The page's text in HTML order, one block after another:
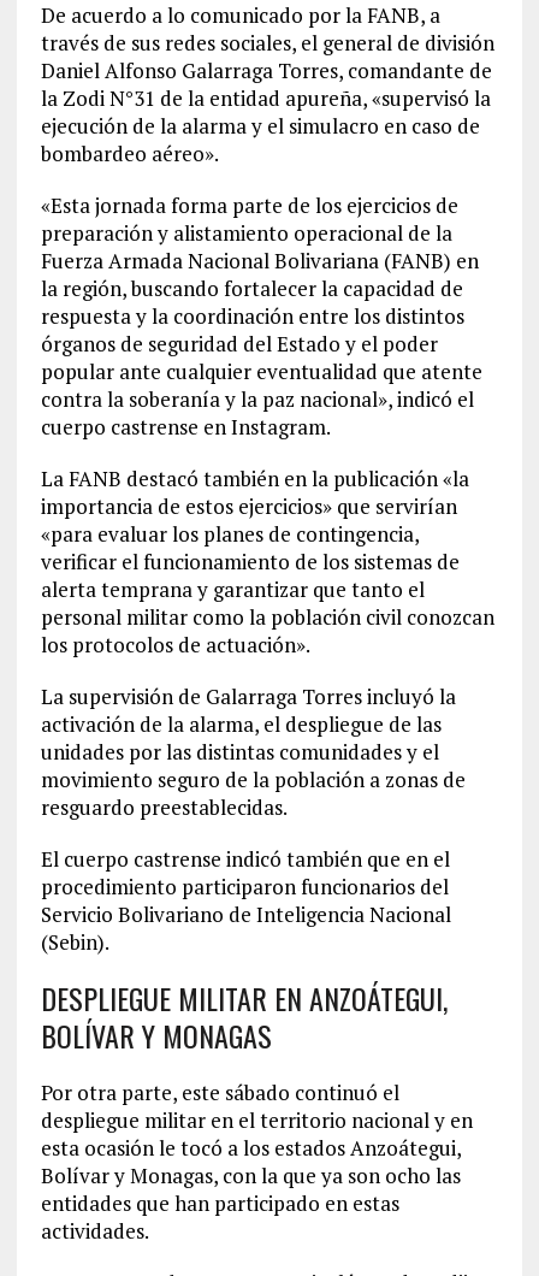
De acuerdo a lo comunicado por la FANB, a
través de sus redes sociales, el general de división
Daniel Alfonso Galarraga Torres, comandante de
la Zodi N°31 de la entidad apureña, «supervisó la
ejecución de la alarma y el simulacro en caso de
bombardeo aéreo».
«Esta jornada forma parte de los ejercicios de
preparación y alistamiento operacional de la
Fuerza Armada Nacional Bolivariana (FANB) en
la región, buscando fortalecer la capacidad de
respuesta y la coordinación entre los distintos
órganos de seguridad del Estado y el poder
popular ante cualquier eventualidad que atente
contra la soberanía y la paz nacional», indicó el
cuerpo castrense en Instagram.
La FANB destacó también en la publicación «la
importancia de estos ejercicios» que servirían
«para evaluar los planes de contingencia,
verificar el funcionamiento de los sistemas de
alerta temprana y garantizar que tanto el
personal militar como la población civil conozcan
los protocolos de actuación».
La supervisión de Galarraga Torres incluyó la
activación de la alarma, el despliegue de las
unidades por las distintas comunidades y el
movimiento seguro de la población a zonas de
resguardo preestablecidas.
El cuerpo castrense indicó también que en el
procedimiento participaron funcionarios del
Servicio Bolivariano de Inteligencia Nacional
(Sebin).
DESPLIEGUE MILITAR EN ANZOÁTEGUI,
BOLÍVAR Y MONAGAS
Por otra parte, este sábado continuó el
despliegue militar en el territorio nacional y en
esta ocasión le tocó a los estados Anzoátegui,
Bolívar y Monagas, con la que ya son ocho las
entidades que han participado en estas
actividades.